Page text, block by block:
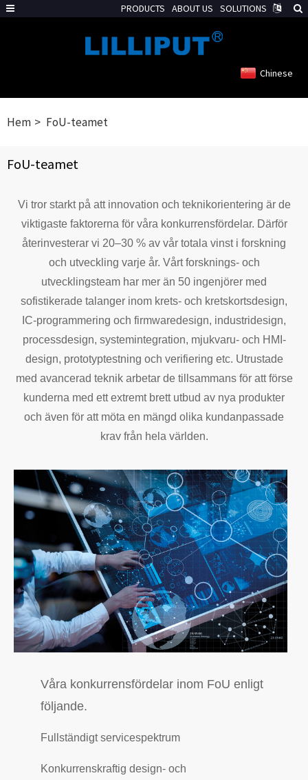
Chinese
Hem FoU-teamet
FoU-teamet
Vi tror starkt på att innovation och teknikorientering är de
viktigaste faktorerna för våra konkurrensfördelar. Därför
återinvesterar vi 20–30 % av vår totala vinst i forskning
och utveckling varje år. Vårt forsknings- och
utvecklingsteam har mer än 50 ingenjörer med
sofistikerade talanger inom krets- och kretskortsdesign,
IC-programmering och firmwaredesign, industridesign,
processdesign, systemintegration, mjukvaru- och HMI-
design, prototyptestning och verifiering etc. Utrustade
med avancerad teknik arbetar de tillsammans för att förse
kunderna med ett extremt brett utbud av nya produkter
och även för att möta en mängd olika kundanpassade
krav från hela världen.
Våra konkurrensfördelar inom FoU enligt
följande.
Fullständigt servicespektrum
Konkurrenskraftig design- och
PRODUCTS ABOUT US SOLUTIONS